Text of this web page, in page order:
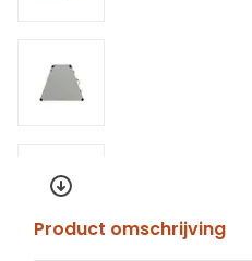
Product omschrijving